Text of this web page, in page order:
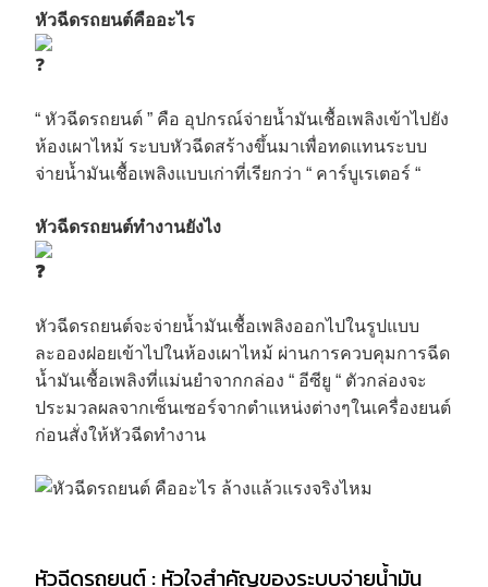
หัวฉีดรถยนต์คืออะไร
“ หัวฉีดรถยนต์ ” คือ อุปกรณ์จ่ายน้ำมันเชื้อเพลิงเข้าไปยัง
ห้องเผาไหม้ ระบบหัวฉีดสร้างขึ้นมาเพื่อทดแทนระบบ
จ่ายน้ำมันเชื้อเพลิงแบบเก่าที่เรียกว่า “ คาร์บูเรเตอร์ “
หัวฉีดรถยนต์ทำงานยังไง
หัวฉีดรถยนต์จะจ่ายน้ำมันเชื้อเพลิงออกไปในรูปแบบ
ละอองฝอยเข้าไปในห้องเผาไหม้ ผ่านการควบคุมการฉีด
น้ำมันเชื้อเพลิงที่แม่นยำจากกล่อง “ อีซียู “ ตัวกล่องจะ
ประมวลผลจากเซ็นเซอร์จากตำแหน่งต่างๆในเครื่องยนต์
ก่อนสั่งให้หัวฉีดทำงาน
หัวฉีดรถยนต์ : หัวใจสำคัญของระบบจ่ายน้ำมัน